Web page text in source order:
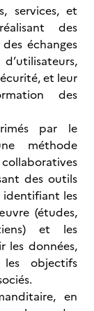
services, et
des
échanges
et leur
des
par le
méthode
des outils
identifiant les
(études,
et les
les données,
objectifs
en